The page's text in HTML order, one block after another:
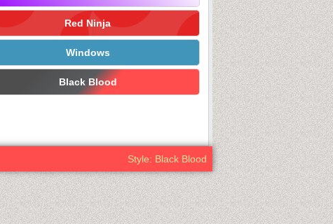
Red Ninja
Windows
Black Blood
Style: Black Blood